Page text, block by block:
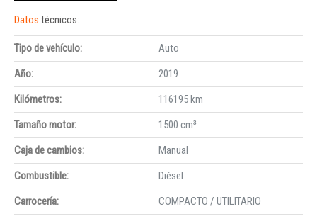
Datos técnicos:
Tipo de vehículo:
Auto
Año:
2019
Kilómetros:
116195 km
Tamaño motor:
1500 cm³
Caja de cambios:
Manual
Combustible:
Diésel
Carrocería:
COMPACTO / UTILITARIO